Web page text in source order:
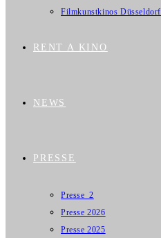
Filmkunstkinos Düsseldorf
RENT A KINO
NEWS
PRESSE
Presse_2
Presse 2026
Presse 2025